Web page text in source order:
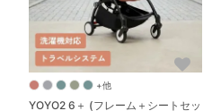
+他
YOYO2 6＋ (フレーム＋シートセッ